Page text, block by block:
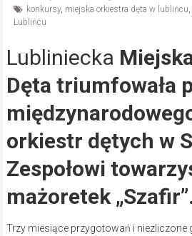
konkursy, miejska orkiestra dęta w lublińcu,
Lublińcu
Lubliniecka
Dęta triumfowała
orkiestr dętych w
Zespołowi
mażoretek
Trzy miesiące przygotowań i niezliczone